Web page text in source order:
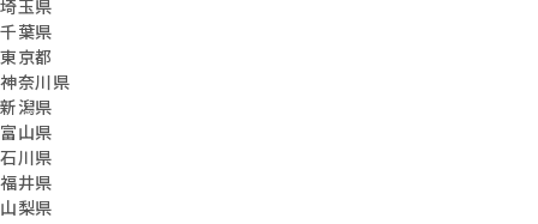
埼玉県
千葉県
東京都
神奈川県
新潟県
富山県
石川県
福井県
山梨県